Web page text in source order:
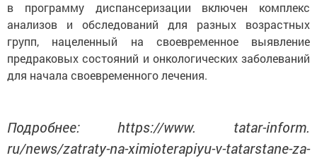
в программу диспансеризации включен комплекс
анализов и обследований для разных возрастных
групп, нацеленный на своевременное выявление
предраковых состояний и онкологических заболеваний
для начала своевременного лечения.
Подробнее: https://www. tatar-inform.
ru/news/zatraty-na-ximioterapiyu-v-tatarstane-za-